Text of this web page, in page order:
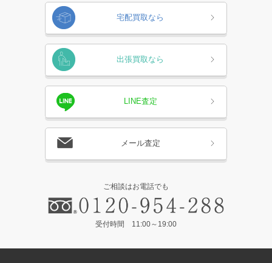
宅配買取なら
出張買取なら
LINE査定
メール査定
ご相談はお電話でも
受付時間 11:00～19:00